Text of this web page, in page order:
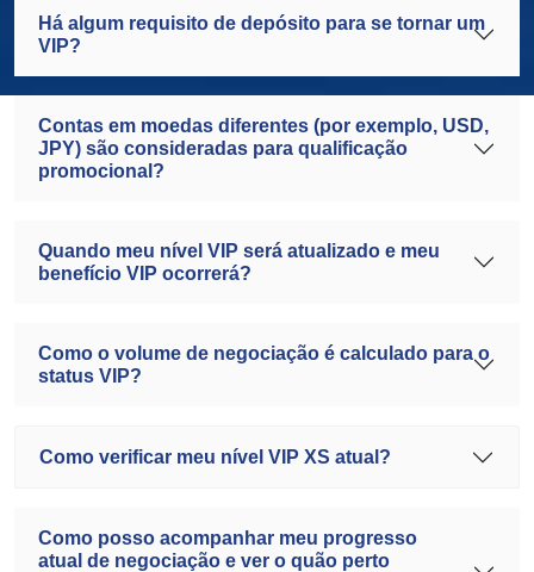
Há algum requisito de depósito para se tornar um
VIP?
Contas em moedas diferentes (por exemplo, USD,
JPY) são consideradas para qualificação
promocional?
Quando meu nível VIP será atualizado e meu
benefício VIP ocorrerá?
Como o volume de negociação é calculado para o
status VIP?
Como verificar meu nível VIP XS atual?
Como posso acompanhar meu progresso
atual de negociação e ver o quão perto